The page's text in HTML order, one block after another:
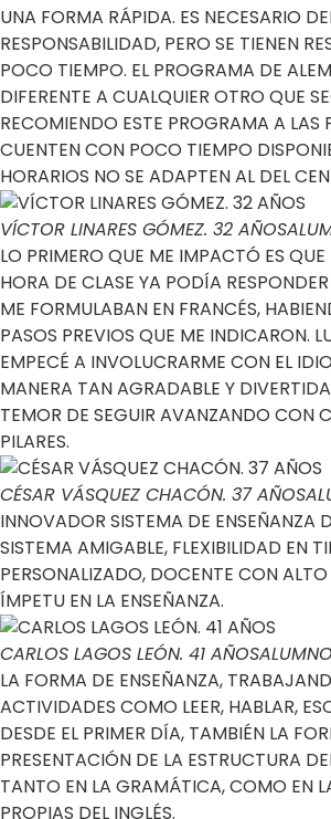
UNA FORMA RÁPIDA. ES NECESARIO
RESPONSABILIDAD, PERO SE TIENEN
POCO TIEMPO. EL PROGRAMA DE
DIFERENTE A CUALQUIER OTRO QUE
RECOMIENDO ESTE PROGRAMA A LAS
CUENTEN CON POCO TIEMPO
HORARIOS NO SE ADAPTEN AL DEL
VÍCTOR LINARES GÓMEZ. 32 AÑOS
LO PRIMERO QUE ME IMPACTÓ ES QUE
HORA DE CLASE YA PODÍA
ME FORMULABAN EN FRANCÉS,
PASOS PREVIOS QUE ME INDICARON.
EMPECÉ A INVOLUCRARME CON EL
MANERA TAN AGRADABLE Y
TEMOR DE SEGUIR AVANZANDO CON
PILARES.
CÉSAR VÁSQUEZ CHACÓN. 37 AÑOS
INNOVADOR SISTEMA DE ENSEÑANZA
SISTEMA AMIGABLE, FLEXIBILIDAD EN
PERSONALIZADO, DOCENTE CON
ÍMPETU EN LA ENSEÑANZA.
CARLOS LAGOS LEÓN. 41 AÑOSALUMNO
LA FORMA DE ENSEÑANZA,
ACTIVIDADES COMO LEER, HABLAR,
DESDE EL PRIMER DÍA, TAMBIÉN LA
PRESENTACIÓN DE LA ESTRUCTURA
TANTO EN LA GRAMÁTICA, COMO EN
PROPIAS DEL INGLÉS.